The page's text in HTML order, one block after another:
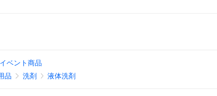
イベント商品
品 洗剤 液体洗剤